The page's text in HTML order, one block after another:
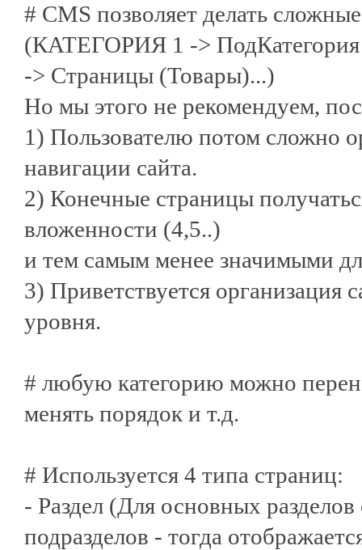
# CMS позволяет делать
(КАТЕГОРИЯ 1 -> ПодКатегория
-> Страницы (Товары)...)
Но мы этого не рекомендуем,
1) Пользователю потом сложно
навигации сайта.
2) Конечные страницы
вложенности (4,5..)
и тем самым менее значимыми
3) Приветствуется организация
уровня.
# любую категорию можно
менять порядок и т.д.
# Используется 4 типа страниц:
- Раздел (Для основных
подразделов - тогда